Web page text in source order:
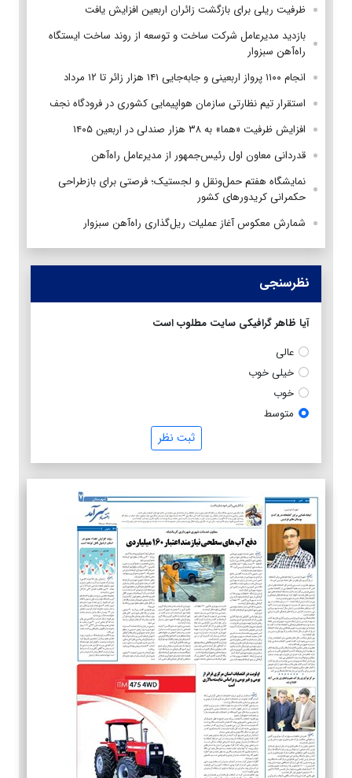
ظرفیت ریلی برای بازگشت زائران اربعین افزایش یافت
بازدید مدیرعامل شرکت ساخت و توسعه از روند ساخت ایستگاه
راه‌آهن سبزوار
انجام ۱۱۰۰ پرواز اربعینی و جابه‌جایی ۱۴۱ هزار زائر تا ۱۲ مرداد
استقرار تیم‌ نظارتی سازمان هواپیمایی کشوری در فرودگاه نجف
افزایش ظرفیت «هما» به ۳۸ هزار صندلی در اربعین ۱۴۰۵
قدردانی معاون اول رئیس‌جمهور از مدیرعامل راه‌آهن
نمایشگاه هفتم حمل‌ونقل و لجستیک؛ فرصتی برای بازطراحی
حکمرانی کریدورهای کشور
شمارش معکوس آغاز عملیات ریل‌گذاری راه‌آهن سبزوار
نظرسنجی
آیا ظاهر گرافیکی سایت مطلوب است
عالی
خیلی خوب
خوب
متوسط
ثبت نظر